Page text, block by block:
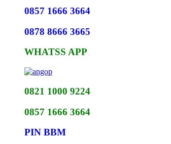
0857 1666 3664
0878 8666 3665
WHATSS APP
0821 1000 9224
0857 1666 3664
PIN BBM